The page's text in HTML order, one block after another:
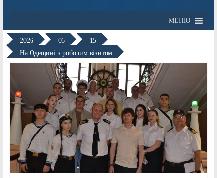
МЕНЮ
2026 06
15
На Одещині з робочим візитом